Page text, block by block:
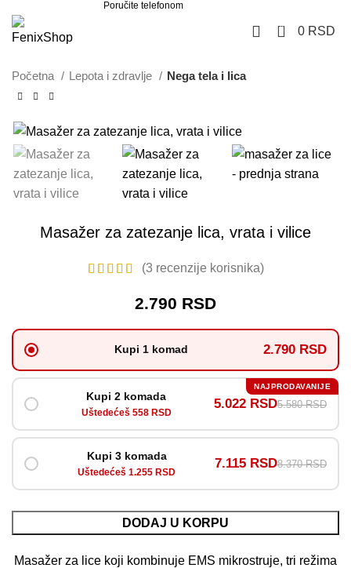
Poručite telefonom
0 0 RSD
Početna Lepota i zdravlje Nega tela i lica
Masažer za zatezanje lica, vrata i vilice
(3 recenzije korisnika)
2.790 RSD
Kupi 1 komad 2.790 RSD
Kupi 2 komada
Uštedećeš 558 RSD
5.022 RSD5.580 RSD
NAJPRODAVANIJE
Kupi 3 komada
Uštedećeš 1.255 RSD
7.115 RSD8.370 RSD
DODAJ U KORPU
Masažer za lice koji kombinuje EMS mikrostruje, tri režima